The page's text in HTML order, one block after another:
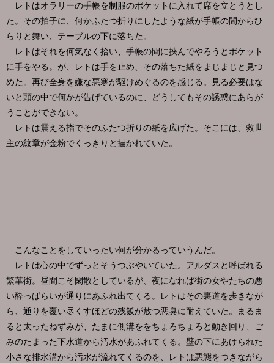
レトはオラリーの手帳を制服のポケットに入れて席を立とうとし
た。その拍子に、何かふたつ折りにしたような紙が手帳の間からひ
らりと舞い、テーブルの下に落ちた。
レトはそれを何気なく拾い、手帳の間に挟んでやろうとポケット
に手をやる。が、レトは手を止め、その落ちた紙をまじまじと見つ
めた。再び全身を嫌な悪寒が駆けめぐるのを感じる。見る必要はな
いと頭の中で何かが告げているのに、どうしてもその誘惑にあらが
うことができない。
レトは震える指でそのふたつ折りの紙を広げた。そこには、救世
主の紋章が金粉でくっきりと描かれていた。
こんなことをしていったい何が分かるっていうんだ。
レトは心の中でずっとそうつぶやいていた。アルダスと呼ばれる
繁華街。昼間こそ閑散としているが、夜になれば街の女やたちの悪
い酔っぱらいが通りにあふれ出てくる。レトはその裏道を歩きなが
ら、通りを覆い尽くすほどの残飯が放つ悪臭に耐えていた。まるま
ると太ったねずみが、たまに側溝ををちょろちょろと動き回り、ご
みのたまった下水道から汚水があふれてくる。壁の下にあけられた
小さな排水溝から汚水が流れてくるのを、レトは悪態をつきながら